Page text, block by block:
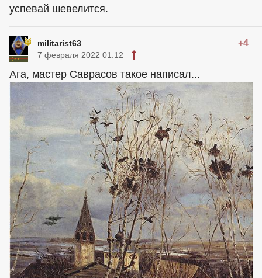
успевай шевелится.
militarist63 +4
7 февраля 2022 01:12
Ага, мастер Саврасов такое написал...